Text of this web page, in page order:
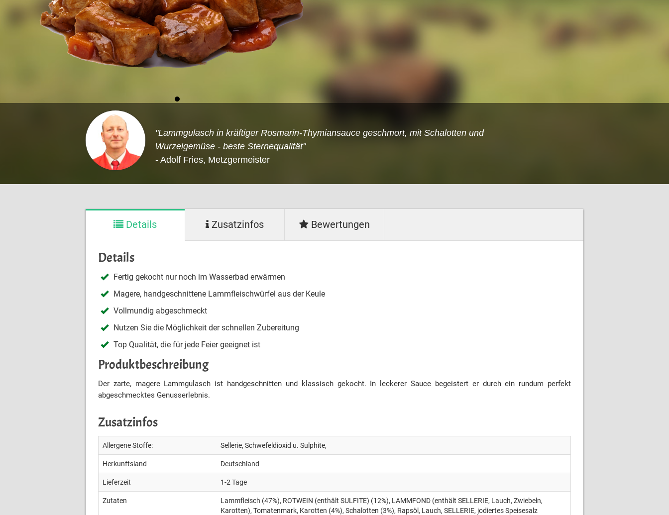
"Lammgulasch in kräftiger Rosmarin-Thymiansauce geschmort, mit Schalotten und
Wurzelgemüse - beste Sternequalität"
- Adolf Fries, Metzgermeister
Details Zusatzinfos Bewertungen
Details
Fertig gekocht nur noch im Wasserbad erwärmen
Magere, handgeschnittene Lammfleischwürfel aus der Keule
Vollmundig abgeschmeckt
Nutzen Sie die Möglichkeit der schnellen Zubereitung
Top Qualität, die für jede Feier geeignet ist
Produktbeschreibung
Der zarte, magere Lammgulasch ist handgeschnitten und klassisch gekocht. In leckerer Sauce begeistert er durch ein rundum perfekt
abgeschmecktes Genusserlebnis.
Zusatzinfos
Allergene Stoffe: Sellerie, Schwefeldioxid u. Sulphite,
Herkunftsland Deutschland
Lieferzeit 1-2 Tage
Zutaten
Lammfleisch (47%), ROTWEIN (enthält SULFITE) (12%), LAMMFOND (enthält SELLERIE, Lauch, Zwiebeln,
Karotten), Tomatenmark, Karotten (4%), Schalotten (3%), Rapsöl, Lauch, SELLERIE, jodiertes Speisesalz